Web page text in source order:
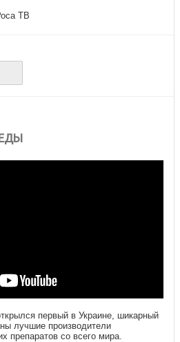
ТВ
первый в Украине, шикарный
лучшие производители
препаратов со всего мира.